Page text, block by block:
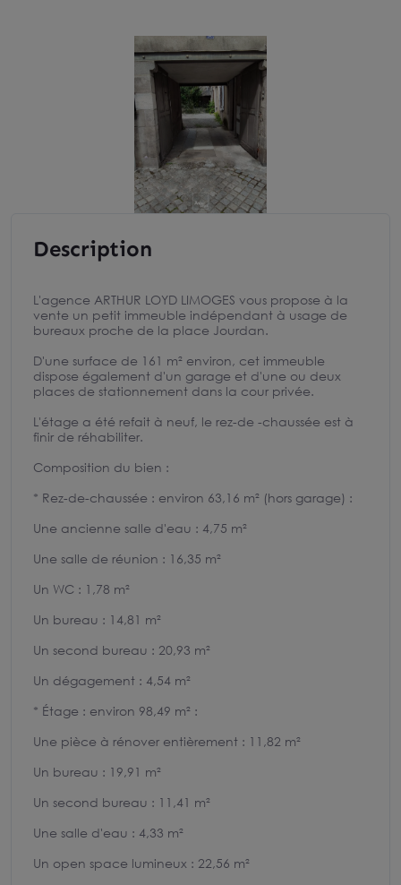
Description
L'agence ARTHUR LOYD LIMOGES vous propose à la
vente un petit immeuble indépendant à usage de
bureaux proche de la place Jourdan.
D'une surface de 161 m² environ, cet immeuble
dispose également d'un garage et d'une ou deux
places de stationnement dans la cour privée.
L'étage a été refait à neuf, le rez-de -chaussée est à
finir de réhabiliter.
Composition du bien :
* Rez-de-chaussée : environ 63,16 m² (hors garage) :
Une ancienne salle d'eau : 4,75 m²
Une salle de réunion : 16,35 m²
Un WC : 1,78 m²
Un bureau : 14,81 m²
Un second bureau : 20,93 m²
Un dégagement : 4,54 m²
* Étage : environ 98,49 m² :
Une pièce à rénover entièrement : 11,82 m²
Un bureau : 19,91 m²
Un second bureau : 11,41 m²
Une salle d'eau : 4,33 m²
Un open space lumineux : 22,56 m²